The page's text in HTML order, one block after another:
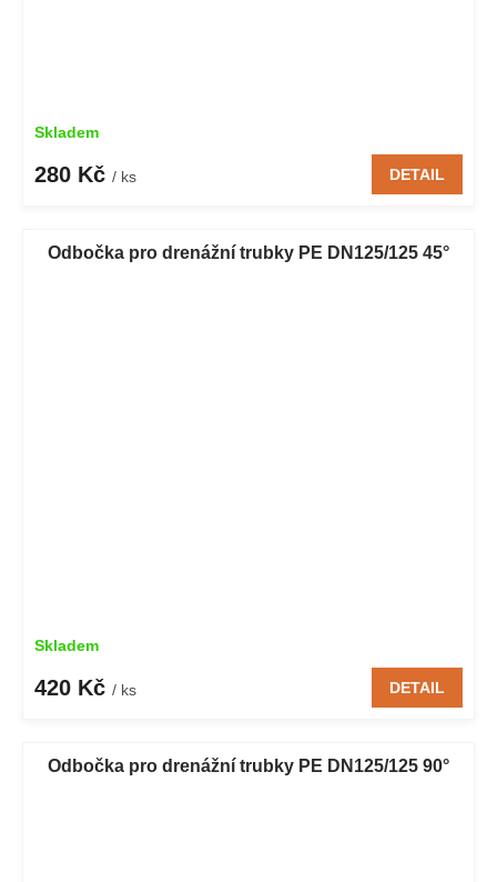
Skladem
280 Kč / ks DETAIL
Odbočka pro drenážní trubky PE DN125/125 45°
Skladem
420 Kč / ks DETAIL
Odbočka pro drenážní trubky PE DN125/125 90°